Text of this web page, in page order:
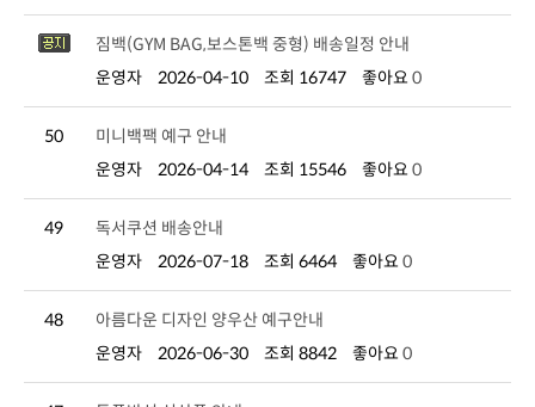
짐백(GYM BAG,보스톤백 중형) 배송일정 안내
운영자
2026-04-10 조회 16747 좋아요 0
50
미니백팩 예구 안내
운영자
2026-04-14 조회 15546 좋아요 0
49
독서쿠션 배송안내
운영자
2026-07-18 조회 6464 좋아요 0
48
아름다운 디자인 양우산 예구안내
운영자
2026-06-30 조회 8842 좋아요 0